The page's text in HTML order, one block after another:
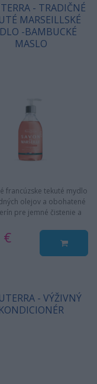
- TRADIČNÉ
MARSEILLSKÉ
-BAMBUCKÉ
MASLO
francúzske tekuté mydlo
olejov a obohatené
pre jemné čistenie a
€
- VÝŽIVNÝ
KONDICIONÉR